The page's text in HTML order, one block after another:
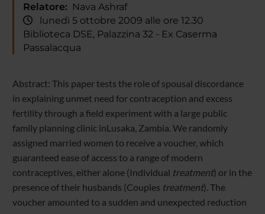
Relatore: Nava Ashraf
lunedì 5 ottobre 2009 alle ore 12.30
Biblioteca DSE, Palazzina 32 - Ex Caserma
Passalacqua
Abstract: This paper tests the role of spousal discordance
in explaining unmet need for contraception and excess
fertility through a field experiment with a large public
family planning clinic inLusaka, Zambia. We randomly
assigned married women to receive a voucher, which
guaranteed ease of access to a range of modern
contraceptives, either alone (Individual treatment) or in the
presence of their husbands (Couples treatment). The
voucher amounted to a sudden and unexpected reduction